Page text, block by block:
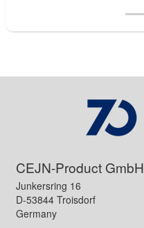
CEJN-Product GmbH
Junkersring 16
D-53844 Troisdorf
Germany